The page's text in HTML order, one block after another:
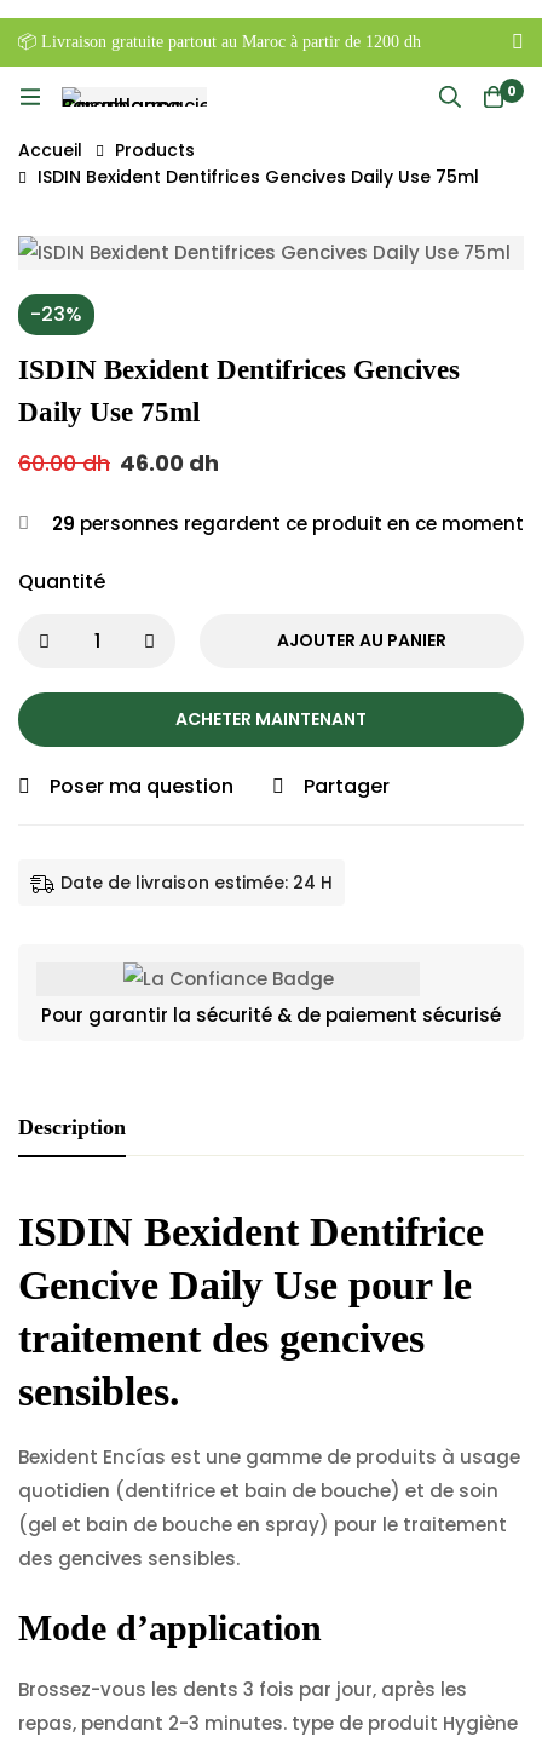
📦 Livraison gratuite partout au Maroc à partir de 1200 dh
0
Accueil
Products
ISDIN Bexident Dentifrices Gencives Daily Use 75ml
-23%
ISDIN Bexident Dentifrices Gencives
Daily Use 75ml
60.00dh 46.00 dh
29 personnes regardent ce produit en ce moment
Quantité
AJOUTER AU PANIER
ACHETER MAINTENANT
Poser ma question Partager
Date de livraison estimée: 24 H
Pour garantir la sécurité & de paiement sécurisé
Description
ISDIN Bexident Dentifrice
Gencive Daily Use pour le
traitement des gencives
sensibles.
Bexident Encías est une gamme de produits à usage
quotidien (dentifrice et bain de bouche) et de soin
(gel et bain de bouche en spray) pour le traitement
des gencives sensibles.
Mode d’application
Brossez-vous les dents 3 fois par jour, après les
repas, pendant 2-3 minutes. type de produit Hygiène